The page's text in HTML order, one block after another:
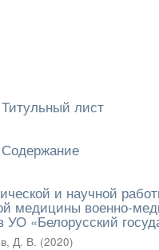
лист
и научной
медицины военно-
УО «Белорусский
Д. В. (2020)